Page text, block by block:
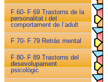
F 60- F 69 Trastorns de la
personalitat i del
comportament de l’adult
F 70- F 79 Retràs mental
F 80- F 89 Trastorns del
desevolupament
psicològic